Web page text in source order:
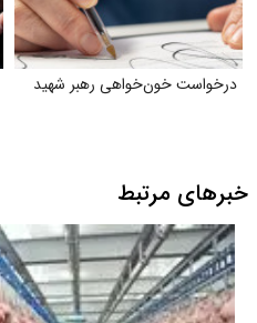
درخواست خون‌خواهی رهبر شهید
خبرهای مرتبط